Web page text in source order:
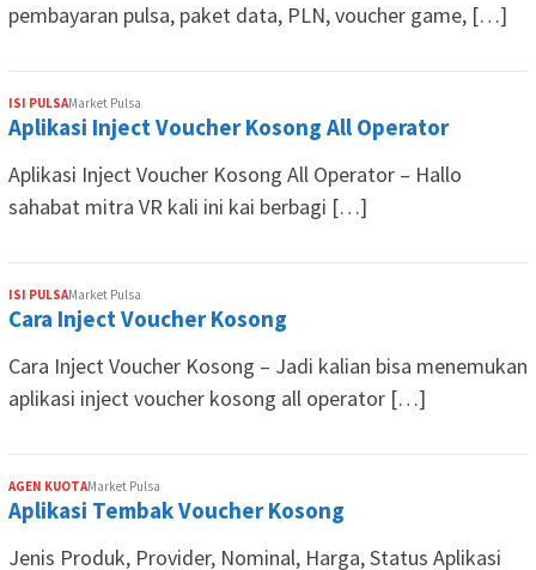
pembayaran pulsa, paket data, PLN, voucher game, […]
ISI PULSAMarket Pulsa
Aplikasi Inject Voucher Kosong All Operator
Aplikasi Inject Voucher Kosong All Operator – Hallo
sahabat mitra VR kali ini kai berbagi […]
ISI PULSAMarket Pulsa
Cara Inject Voucher Kosong
Cara Inject Voucher Kosong – Jadi kalian bisa menemukan
aplikasi inject voucher kosong all operator […]
AGEN KUOTAMarket Pulsa
Aplikasi Tembak Voucher Kosong
Jenis Produk, Provider, Nominal, Harga, Status Aplikasi